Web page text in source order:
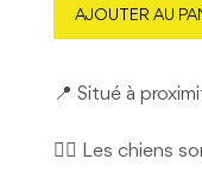
AJOUTER AU
📍 Situé à
🐕‍🦺 Les chiens